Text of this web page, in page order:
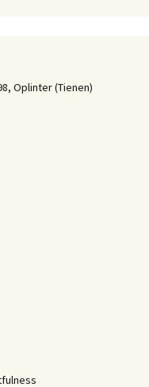
Oplinter (Tienen)